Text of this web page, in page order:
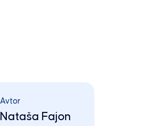
Avtor
Nataša Fajon